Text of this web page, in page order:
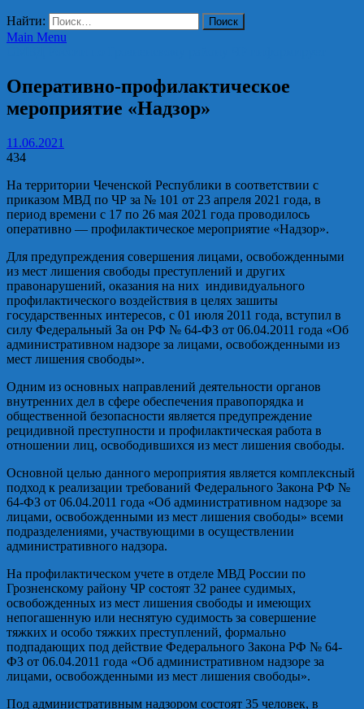
Найти:
Main Menu
Оперативно-профилактическое
мероприятие «Надзор»
11.06.2021
434
На территории Чеченской Республики в соответствии с
приказом МВД по ЧР за № 101 от 23 апреля 2021 года, в
период времени с 17 по 26 мая 2021 года проводилось
оперативно — профилактическое мероприятие «Надзор».
Для предупреждения совершения лицами, освобожденными
из мест лишения свободы преступлений и других
правонарушений, оказания на них индивидуального
профилактического воздействия в целях зашиты
государственных интересов, с 01 июля 2011 года, вступил в
силу Федеральный За он РФ № 64-ФЗ от 06.04.2011 года «Об
административном надзоре за лицами, освобожденными из
мест лишения свободы».
Одним из основных направлений деятельности органов
внутренних дел в сфере обеспечения правопорядка и
общественной безопасности является предупреждение
рецидивной преступности и профилактическая работа в
отношении лиц, освободившихся из мест лишения свободы.
Основной целью данного мероприятия является комплексный
подход к реализации требований Федерального Закона РФ №
64-ФЗ от 06.04.2011 года «Об административном надзоре за
лицами, освобожденными из мест лишения свободы» всеми
подразделениями, участвующими в осуществлении
административного надзора.
На профилактическом учете в отделе МВД России по
Грозненскому району ЧР состоят 32 ранее судимых,
освобожденных из мест лишения свободы и имеющих
непогашенную или неснятую судимость за совершение
тяжких и особо тяжких преступлений, формально
подпадающих под действие Федерального Закона РФ № 64-
ФЗ от 06.04.2011 года «Об административном надзоре за
лицами, освобожденными из мест лишения свободы».
Под административным надзором состоят 35 человек, в